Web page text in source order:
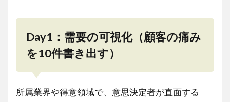
Day1：需要の可視化（顧客の痛み
を10件書き出す）
所属業界や得意領域で、意思決定者が直面する